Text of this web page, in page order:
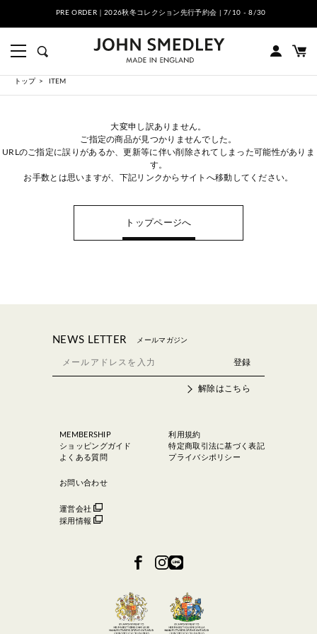
PRE ORDER｜2026秋冬コレクション先行予約会 | 7/10 - 8/30
トップ ITEM
大変申し訳ありません。
ご指定の商品が見つかりませんでした。
URLのご指定に誤りがあるか、更新等に伴い削除されてしまった可能性がありま
す。
お手数とは思いますが、下記リンクからサイトへ移動してください。
トップページへ
NEWS LETTER メールマガジン
解除はこちら
MEMBERSHIP
ショッピングガイド
よくある質問
お問い合わせ
運営会社
採用情報
利用規約
特定商取引法に基づく表記
プライバシポリシー